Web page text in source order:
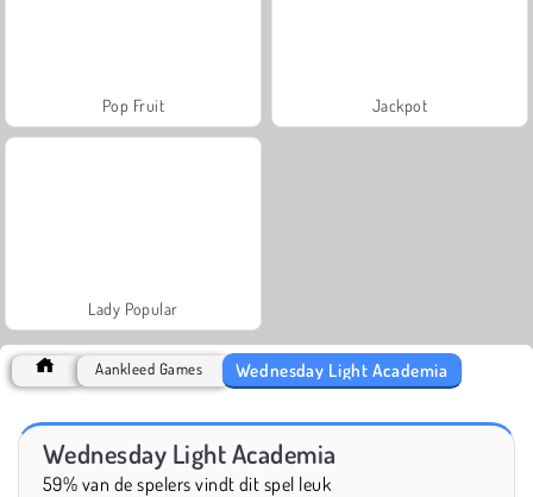
Pop Fruit Jackpot
Lady Popular
Aankleed Games Wednesday Light Academia
Wednesday Light Academia
59% van de spelers vindt dit spel leuk